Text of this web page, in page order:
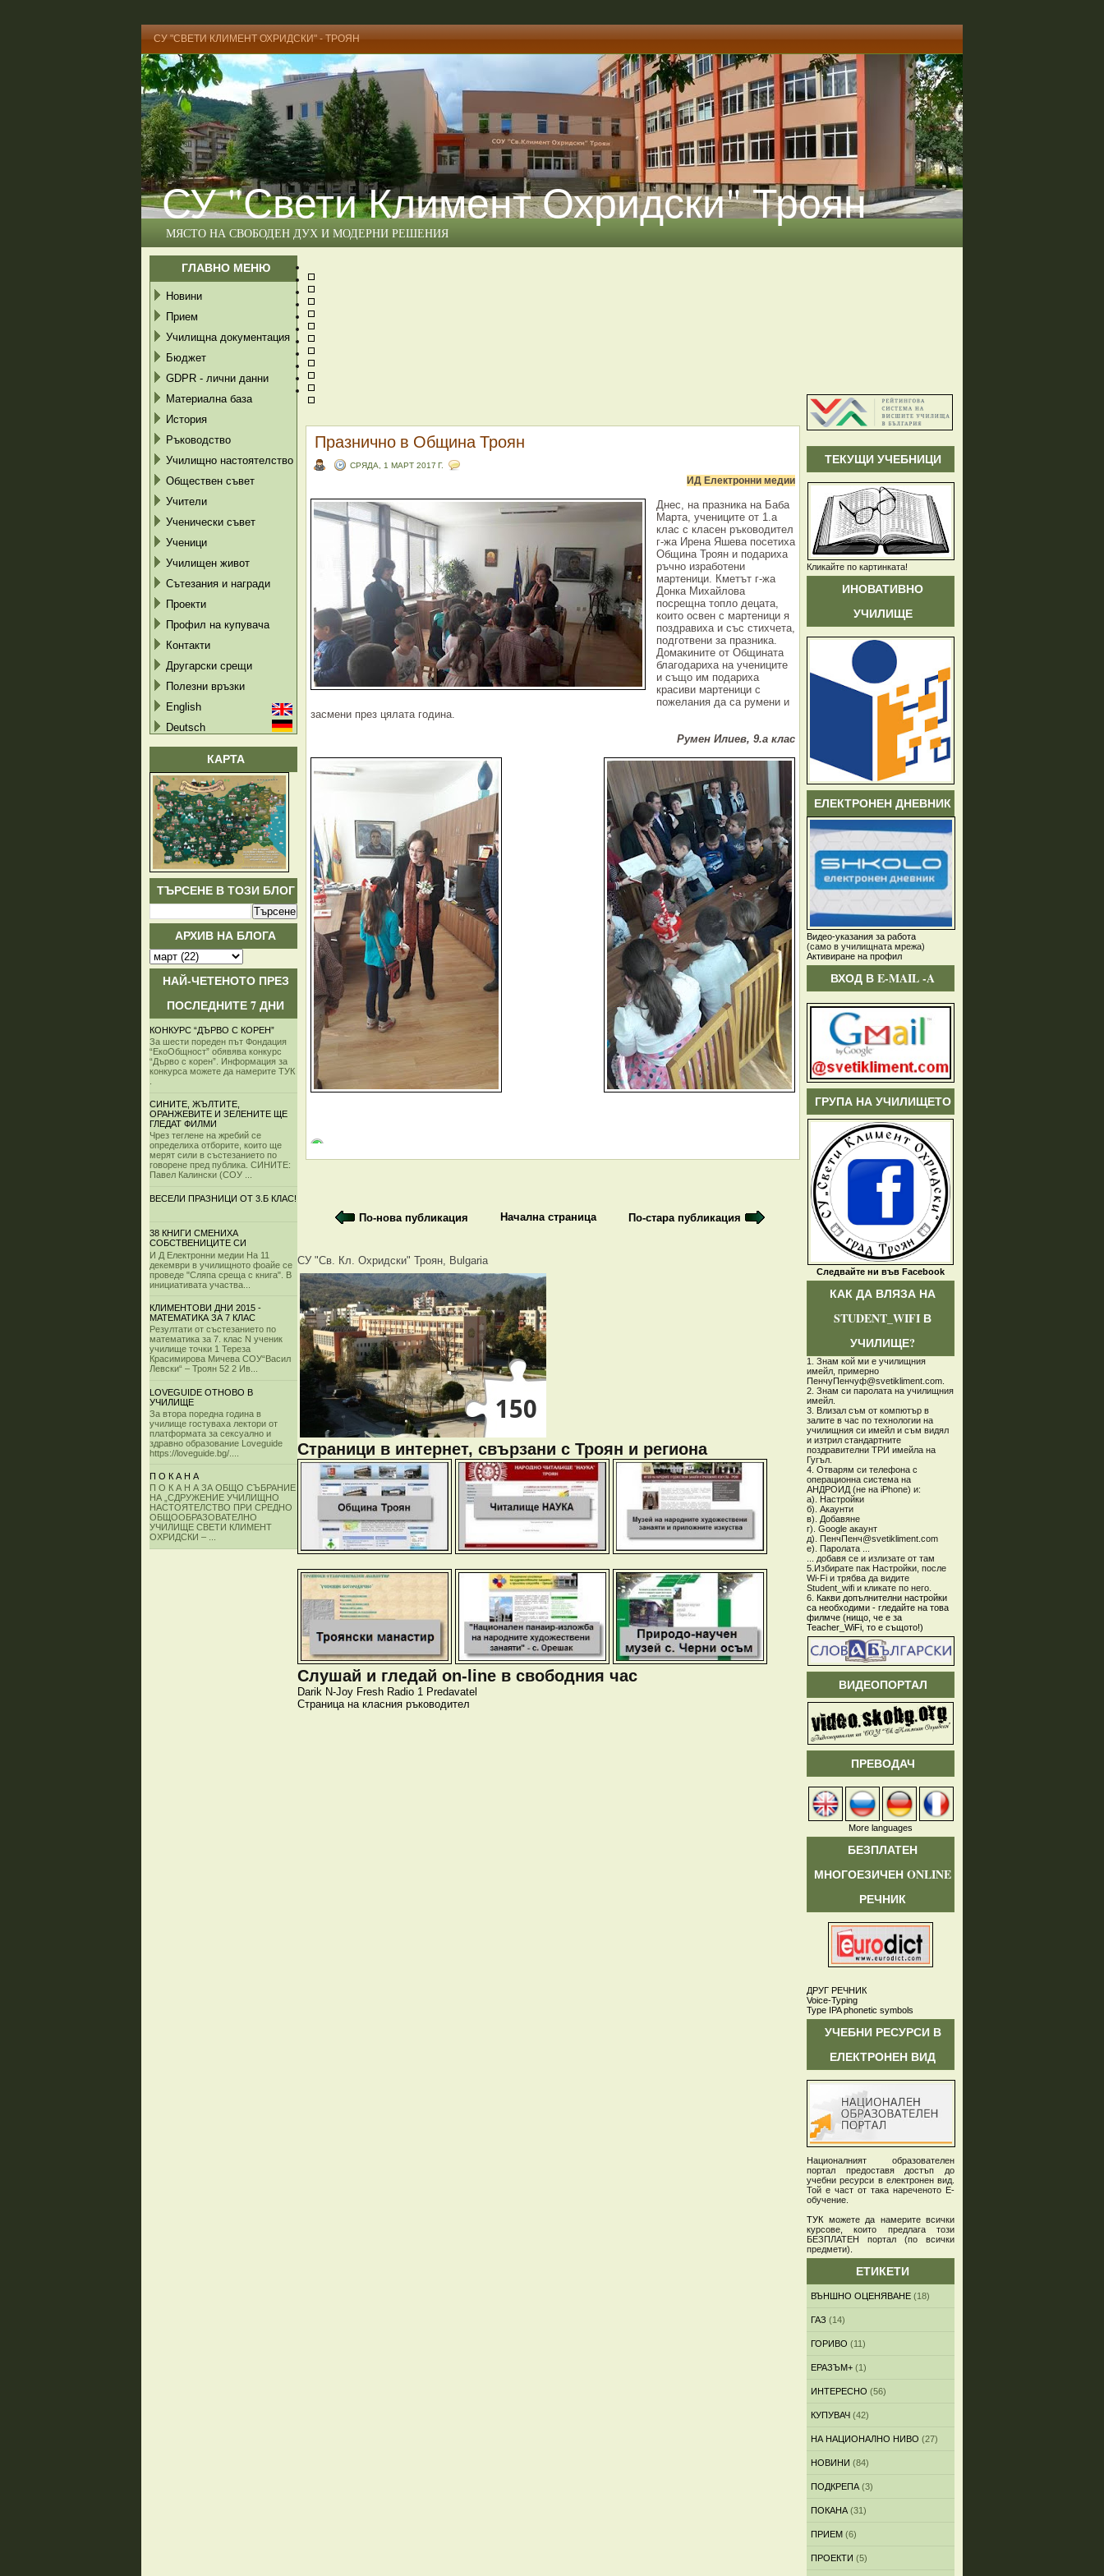
СУ "СВЕТИ КЛИМЕНТ ОХРИДСКИ" - ТРОЯН
СУ "Свети Климент Охридски" Троян
МЯСТО НА СВОБОДЕН ДУХ И МОДЕРНИ РЕШЕНИЯ
ГЛАВНО МЕНЮ
Новини
Прием
Училищна документация
Бюджет
GDPR - лични данни
Материална база
История
Ръководство
Училищно настоятелство
Обществен съвет
Учители
Ученически съвет
Ученици
Училищен живот
Сътезания и награди
Проекти
Профил на купувача
Контакти
Другарски срещи
Полезни връзки
English
Deutsch
КАРТА
ТЪРСЕНЕ В ТОЗИ БЛОГ
АРХИВ НА БЛОГА
НАЙ-ЧЕТЕНОТО ПРЕЗ
ПОСЛЕДНИТЕ 7 ДНИ
КОНКУРС “ДЪРВО С КОРЕН”
За шести пореден път Фондация
“ЕкоОбщност” обявява конкурс
“Дърво с корен”. Информация за
конкурса можете да намерите ТУК
СИНИТЕ, ЖЪЛТИТЕ,
ОРАНЖЕВИТЕ И ЗЕЛЕНИТЕ ЩЕ
ГЛЕДАТ ФИЛМИ
Чрез теглене на жребий се
определиха отборите, които ще
мерят сили в състезанието по
говорене пред публика. СИНИТЕ:
Павел Калински (СОУ ...
ВЕСЕЛИ ПРАЗНИЦИ ОТ 3.Б КЛАС!
38 КНИГИ СМЕНИХА
СОБСТВЕНИЦИТЕ СИ
И Д Електронни медии На 11
декември в училищното фоайе се
проведе "Сляпа среща с книга". В
инициативата участва...
КЛИМЕНТОВИ ДНИ 2015 -
МАТЕМАТИКА ЗА 7 КЛАС
Резултати от състезанието по
математика за 7. клас N ученик
училище точки 1 Тереза
Красимирова Мичева СОУ“Васил
Левски“ – Троян 52 2 Ив...
LOVEGUIDE ОТНОВО В
УЧИЛИЩЕ
За втора поредна година в
училище гостуваха лектори от
платформата за сексуално и
здравно образование Loveguide
https://loveguide.bg/....
П О К А Н А
П О К А Н А ЗА ОБЩО СЪБРАНИЕ
НА „СДРУЖЕНИЕ УЧИЛИЩНО
НАСТОЯТЕЛСТВО ПРИ СРЕДНО
ОБЩООБРАЗОВАТЕЛНО
УЧИЛИЩЕ СВЕТИ КЛИМЕНТ
ОХРИДСКИ – ...
Празнично в Община Троян
СРЯДА, 1 МАРТ 2017 Г.
ИД Електронни медии
Днес, на празника на Баба
Марта, учениците от 1.а
клас с класен ръководител
г-жа Ирена Яшева посетиха
Община Троян и подариха
ръчно изработени
мартеници. Кметът г-жа
Донка Михайлова
посрещна топло децата,
които освен с мартеници я
поздравиха и със стихчета,
подготвени за празника.
Домакините от Общината
благодариха на учениците
и също им подариха
красиви мартеници с
пожелания да са румени и
засмени през цялата година.
Румен Илиев, 9.а клас
По-нова публикация По-стара публикация
Начална страница
СУ "Св. Кл. Охридски" Троян, Bulgaria
Страници в интернет, свързани с Троян и региона
Слушай и гледай on-line в свободния час
Darik N-Joy Fresh Radio 1 Predavatel
Страница на класния ръководител
ТЕКУЩИ УЧЕБНИЦИ
Кликайте по картинката!
ИНОВАТИВНО
УЧИЛИЩЕ
ЕЛЕКТРОНЕН ДНЕВНИК
Видео-указания за работа
(само в училищната мрежа)
Активиране на профил
ВХОД В E-MAIL -A
ГРУПА НА УЧИЛИЩЕТО
Следвайте ни във Facebook
КАК ДА ВЛЯЗА НА
STUDENT_WIFI В
УЧИЛИЩЕ?
1. Знам кой ми е училищния
имейл, примерно
ПенчуПенчуф@svetikliment.com.
2. Знам си паролата на училищния
имейл.
3. Влизал съм от компютър в
залите в час по технологии на
училищния си имейл и съм видял
и изтрил стандартните
поздравителни ТРИ имейла на
Гугъл.
4. Отварям си телефона с
операционна система на
АНДРОИД (не на iPhone) и:
а). Настройки
б). Акаунти
в). Добавяне
г). Google акаунт
д). ПенчПенч@svetikliment.com
е). Паролата ...
... добавя се и излизате от там
5.Избирате пак Настройки, после
Wi-Fi и трябва да видите
Student_wifi и кликате по него.
6. Какви допълнителни настройки
са необходими - гледайте на това
филмче (нищо, че е за
Teacher_WiFi, то е същото!)
ВИДЕОПОРТАЛ
ПРЕВОДАЧ
More languages
БЕЗПЛАТЕН
МНОГОЕЗИЧЕН ONLINE
РЕЧНИК
ДРУГ РЕЧНИК
Voice-Typing
Type IPA phonetic symbols
УЧЕБНИ РЕСУРСИ В
ЕЛЕКТРОНЕН ВИД
Националният образователен
портал предоставя достъп до
учебни ресурси в електронен вид.
Той е част от така нареченото Е-
обучение.
ТУКможете да намерите всички
курсове, които предлага този
БЕЗПЛАТЕН портал (по всички
предмети).
ЕТИКЕТИ
ВЪНШНО ОЦЕНЯВАНЕ (18)
ГАЗ (14)
ГОРИВО (11)
ЕРАЗЪМ+ (1)
ИНТЕРЕСНО (56)
КУПУВАЧ (42)
НА НАЦИОНАЛНО НИВО (27)
НОВИНИ (84)
ПОДКРЕПА (3)
ПОКАНА (31)
ПРИЕМ (6)
ПРОЕКТИ (5)